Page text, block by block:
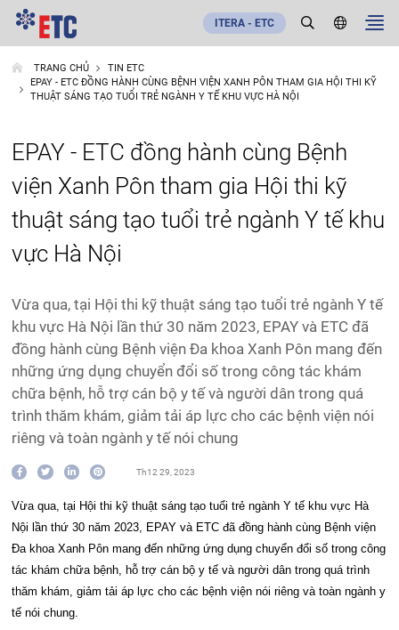
ITERA - ETC
TRANG CHỦ
TIN ETC
EPAY - ETC ĐỒNG HÀNH CÙNG BỆNH VIỆN XANH PÔN THAM GIA HỘI THI KỸ
THUẬT SÁNG TẠO TUỔI TRẺ NGÀNH Y TẾ KHU VỰC HÀ NỘI
EPAY - ETC đồng hành cùng Bệnh
viện Xanh Pôn tham gia Hội thi kỹ
thuật sáng tạo tuổi trẻ ngành Y tế khu
vực Hà Nội
Vừa qua, tại Hội thi kỹ thuật sáng tạo tuổi trẻ ngành Y tế
khu vực Hà Nội lần thứ 30 năm 2023, EPAY và ETC đã
đồng hành cùng Bệnh viện Đa khoa Xanh Pôn mang đến
những ứng dụng chuyển đổi số trong công tác khám
chữa bệnh, hỗ trợ cán bộ y tế và người dân trong quá
trình thăm khám, giảm tải áp lực cho các bệnh viện nói
riêng và toàn ngành y tế nói chung
Th12 29, 2023
Vừa qua, tại Hội thi kỹ thuật sáng tạo tuổi trẻ ngành Y tế khu vực Hà
Nội lần thứ 30 năm 2023, EPAY và ETC đã đồng hành cùng Bệnh viện
Đa khoa Xanh Pôn mang đến những ứng dụng chuyển đổi số trong công
tác khám chữa bệnh, hỗ trợ cán bộ y tế và người dân trong quá trình
thăm khám, giảm tải áp lực cho các bệnh viện nói riêng và toàn ngành y
tế nói chung.